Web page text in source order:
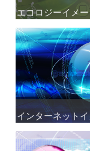
エコロジーイメ
エコロジーイメ
インターネット
インターネット